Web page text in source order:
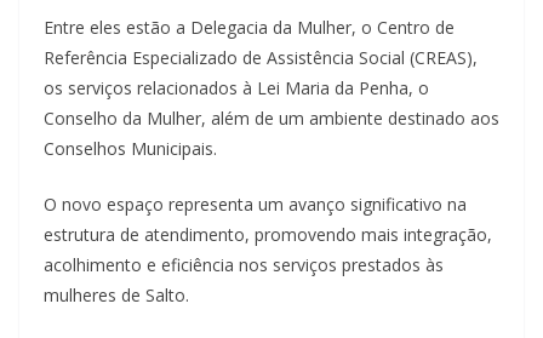
Entre eles estão a Delegacia da Mulher, o Centro de
Referência Especializado de Assistência Social (CREAS),
os serviços relacionados à Lei Maria da Penha, o
Conselho da Mulher, além de um ambiente destinado aos
Conselhos Municipais.
O novo espaço representa um avanço significativo na
estrutura de atendimento, promovendo mais integração,
acolhimento e eficiência nos serviços prestados às
mulheres de Salto.